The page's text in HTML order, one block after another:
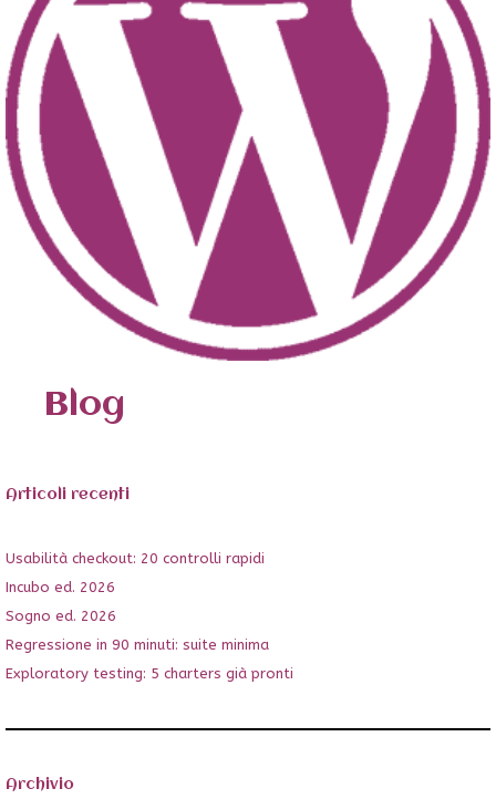
Blog
Articoli recenti
Usabilità checkout: 20 controlli rapidi
Incubo ed. 2026
Sogno ed. 2026
Regressione in 90 minuti: suite minima
Exploratory testing: 5 charters già pronti
Archivio